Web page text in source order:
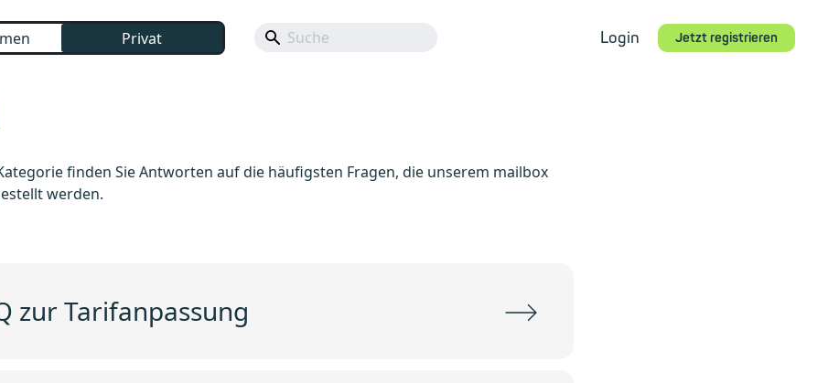
Privat Login Jetzt registrieren
finden Sie Antworten auf die häufigsten Fragen, die unserem mailbox
werden.
zur Tarifanpassung